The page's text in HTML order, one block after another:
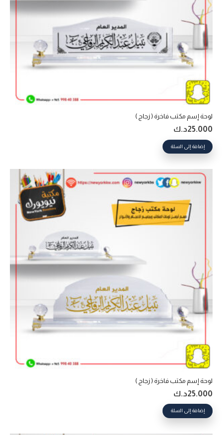
لوحة إسم مكتب فاخرة ( زجاج )
25.000د.ك
إضافة إلى السلة
لوحة إسم مكتب فاخرة ( زجاج )
25.000د.ك
إضافة إلى السلة